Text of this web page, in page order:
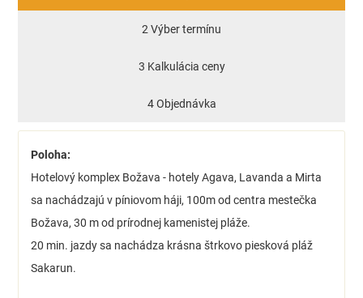
2 Výber termínu
3 Kalkulácia ceny
4 Objednávka
Poloha:
Hotelový komplex Božava - hotely Agava, Lavanda a Mirta
sa nachádzajú v píniovom háji, 100m od centra mestečka
Božava, 30 m od prírodnej kamenistej pláže.
20 min. jazdy sa nachádza krásna štrkovo piesková pláž
Sakarun.